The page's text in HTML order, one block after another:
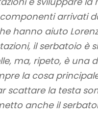
arrivati
hanno aiuto
il serbatoio è
ma, ripeto, è una
la cosa
scattare la testa
anche il